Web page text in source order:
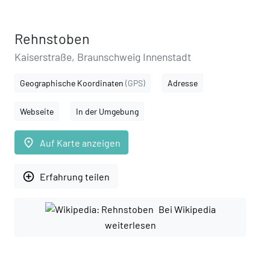
Rehnstoben
Kaiserstraße, Braunschweig Innenstadt
Geographische Koordinaten (GPS) Adresse
Webseite In der Umgebung
place Auf Karte anzeigen
add_circle_outline Erfahrung teilen
Bei Wikipedia
weiterlesen